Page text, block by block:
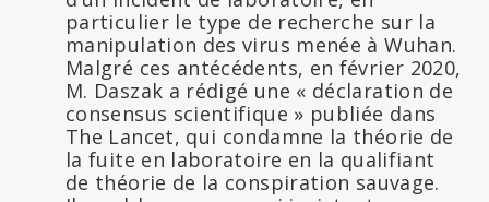
particulier le type de recherche sur la
manipulation des virus menée à Wuhan.
Malgré ces antécédents, en février 2020,
M. Daszak a rédigé une « déclaration de
consensus scientifique » publiée dans
The Lancet, qui condamne la théorie de
la fuite en laboratoire en la qualifiant
de théorie de la conspiration sauvage.